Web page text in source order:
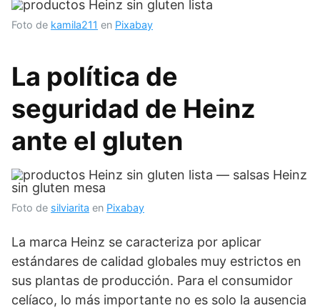
Foto de kamila211 en Pixabay
La política de
seguridad de Heinz
ante el gluten
Foto de silviarita en Pixabay
La marca Heinz se caracteriza por aplicar
estándares de calidad globales muy estrictos en
sus plantas de producción. Para el consumidor
celíaco, lo más importante no es solo la ausencia